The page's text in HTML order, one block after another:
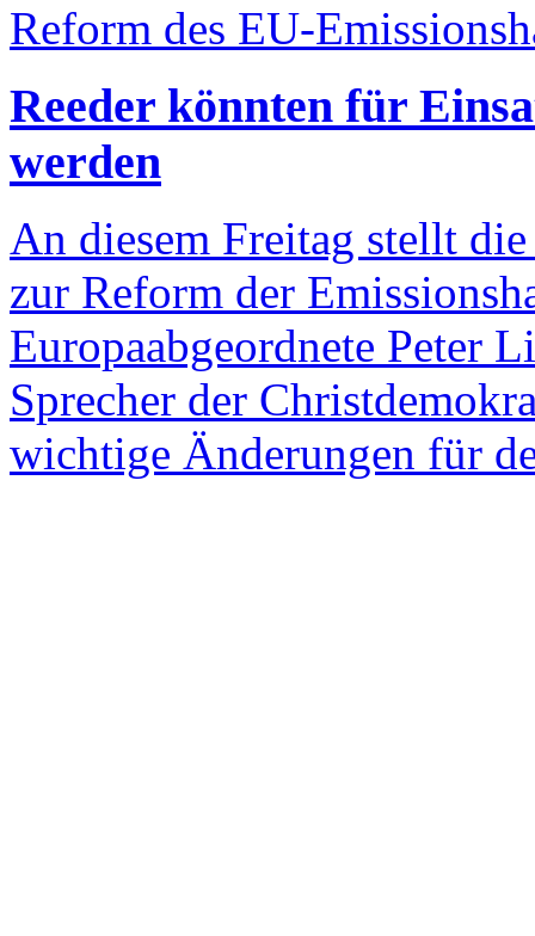
Reform des EU-
Reeder könnten für
werden
An diesem Freitag stellt
zur Reform der
Europaabgeordnete Peter
Sprecher der
wichtige Änderungen für